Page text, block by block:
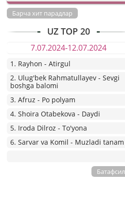
Барча хит парадлар
UZ TOP 20
7.07.2024-12.07.2024
1. Rayhon - Atirgul
2. Ulug'bek Rahmatullayev - Sevgi
boshga balomi
3. Afruz - Po polyam
4. Shoira Otabekova - Daydi
5. Iroda Dilroz - To'yona
6. Sarvar va Komil - Muzladi tanam
Батафсил